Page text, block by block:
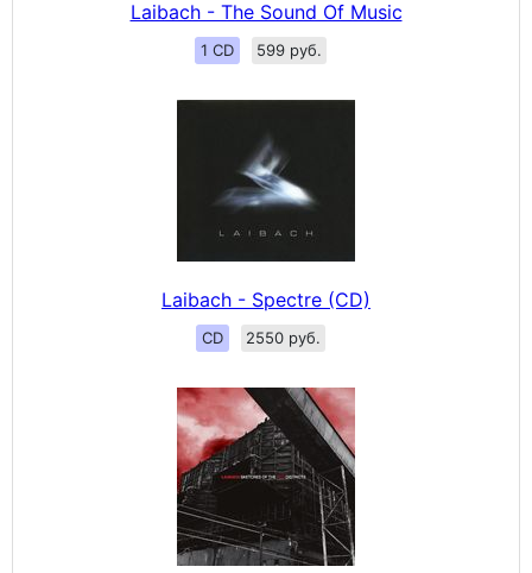
Laibach - The Sound Of Music
1 CD 599 руб.
Laibach - Spectre (CD)
CD 2550 руб.